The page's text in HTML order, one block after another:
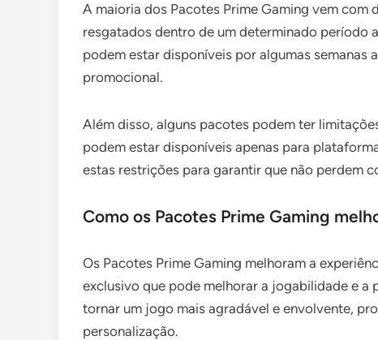
A maioria dos Pacotes Prime Gaming vem com
resgatados dentro de um determinado período
podem estar disponíveis por algumas semanas
promocional.
Além disso, alguns pacotes podem ter
podem estar disponíveis apenas para
estas restrições para garantir que não perdem
Como os Pacotes Prime Gaming
Os Pacotes Prime Gaming melhoram a
exclusivo que pode melhorar a jogabilidade e a
tornar um jogo mais agradável e envolvente,
personalização.